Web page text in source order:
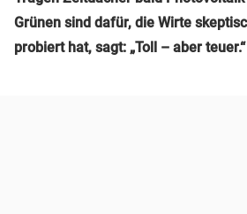
Grünen sind dafür, die Wirte
probiert hat, sagt: „Toll – aber teuer.“